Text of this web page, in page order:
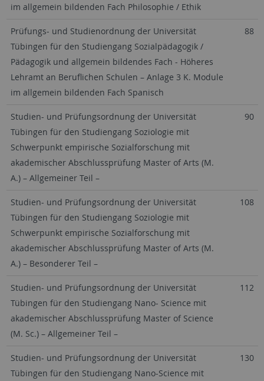
im allgemein bildenden Fach Philosophie / Ethik
Prüfungs- und Studienordnung der Universität
Tübingen für den Studiengang Sozialpädagogik /
Pädagogik und allgemein bildendes Fach - Höheres
Lehramt an Beruflichen Schulen – Anlage 3 K. Module
im allgemein bildenden Fach Spanisch
88
Studien- und Prüfungsordnung der Universität
Tübingen für den Studiengang Soziologie mit
Schwerpunkt empirische Sozialforschung mit
akademischer Abschlussprüfung Master of Arts (M.
A.) – Allgemeiner Teil –
90
Studien- und Prüfungsordnung der Universität
Tübingen für den Studiengang Soziologie mit
Schwerpunkt empirische Sozialforschung mit
akademischer Abschlussprüfung Master of Arts (M.
A.) – Besonderer Teil –
108
Studien- und Prüfungsordnung der Universität
Tübingen für den Studiengang Nano- Science mit
akademischer Abschlussprüfung Master of Science
(M. Sc.) – Allgemeiner Teil –
112
Studien- und Prüfungsordnung der Universität
Tübingen für den Studiengang Nano-Science mit
130